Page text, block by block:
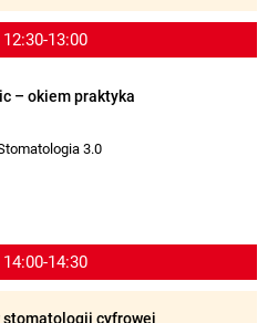
13:00
– okiem praktyka
3.0
14:30
stomatologii cyfrowej